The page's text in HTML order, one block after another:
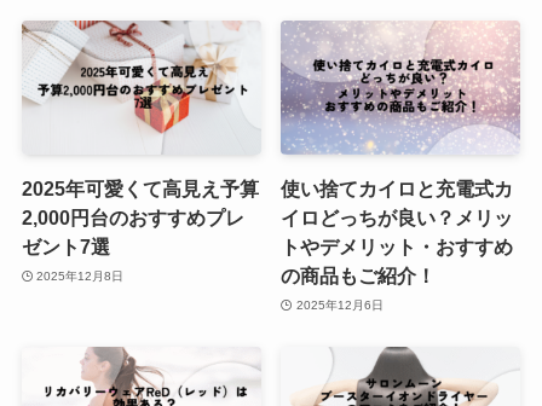
2025年可愛くて高見え予算
2,000円台のおすすめプレ
ゼント7選
2025年12月8日
使い捨てカイロと充電式カ
イロどっちが良い？メリッ
トやデメリット・おすすめ
の商品もご紹介！
2025年12月6日